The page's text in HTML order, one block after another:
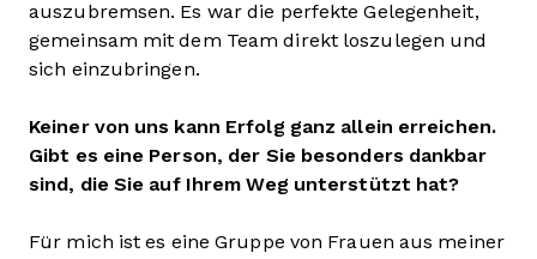
auszubremsen. Es war die perfekte Gelegenheit,
gemeinsam mit dem Team direkt loszulegen und
sich einzubringen.
Keiner von uns kann Erfolg ganz allein erreichen.
Gibt es eine Person, der Sie besonders dankbar
sind, die Sie auf Ihrem Weg unterstützt hat?
Für mich ist es eine Gruppe von Frauen aus meiner